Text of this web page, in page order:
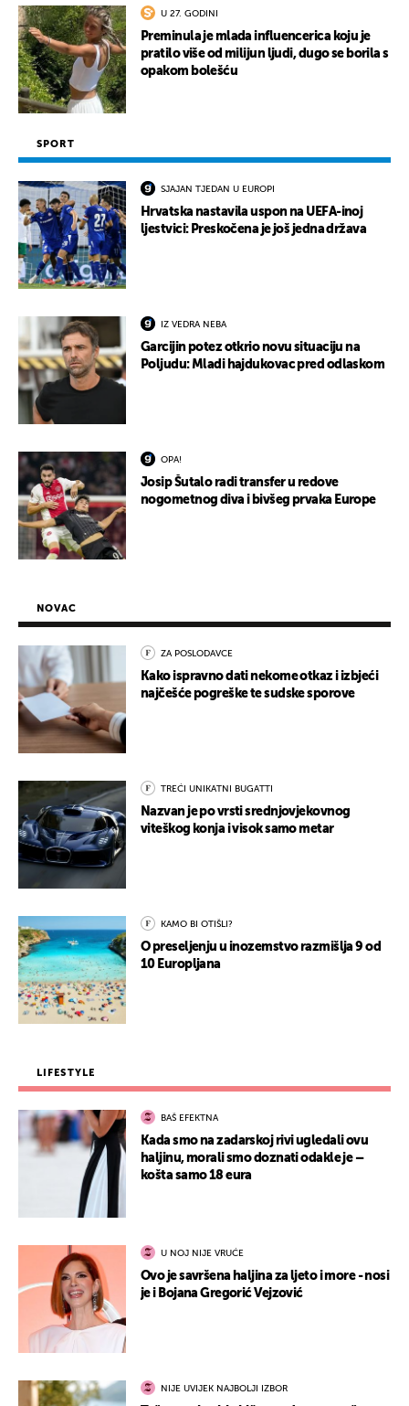
U 27. GODINI
Preminula je mlada influencerica koju je
pratilo više od milijun ljudi, dugo se borila s
opakom bolešću
SPORT
SJAJAN TJEDAN U EUROPI
Hrvatska nastavila uspon na UEFA-inoj
ljestvici: Preskočena je još jedna država
IZ VEDRA NEBA
Garcijin potez otkrio novu situaciju na
Poljudu: Mladi hajdukovac pred odlaskom
OPA!
Josip Šutalo radi transfer u redove
nogometnog diva i bivšeg prvaka Europe
NOVAC
ZA POSLODAVCE
Kako ispravno dati nekome otkaz i izbjeći
najčešće pogreške te sudske sporove
TREĆI UNIKATNI BUGATTI
Nazvan je po vrsti srednjovjekovnog
viteškog konja i visok samo metar
KAMO BI OTIŠLI?
O preseljenju u inozemstvo razmišlja 9 od
10 Europljana
LIFESTYLE
BAŠ EFEKTNA
Kada smo na zadarskoj rivi ugledali ovu
haljinu, morali smo doznati odakle je –
košta samo 18 eura
U NOJ NIJE VRUĆE
Ovo je savršena haljina za ljeto i more - nosi
je i Bojana Gregorić Vejzović
NIJE UVIJEK NAJBOLJI IZBOR